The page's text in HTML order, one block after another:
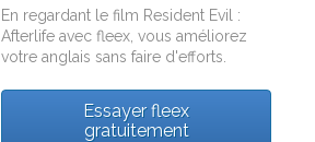
En regardant le film Resident Evil :
Afterlife avecfleex , vous améliorez
votre anglais sans faire d'efforts.
Essayer fleex
gratuitement